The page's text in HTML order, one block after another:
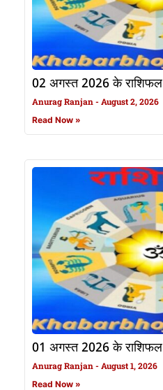
02 अगस्त 2026 के राशिफल
Anurag Ranjan August 2, 2026
Read Now »
01 अगस्त 2026 के राशिफल
Anurag Ranjan August 1, 2026
Read Now »